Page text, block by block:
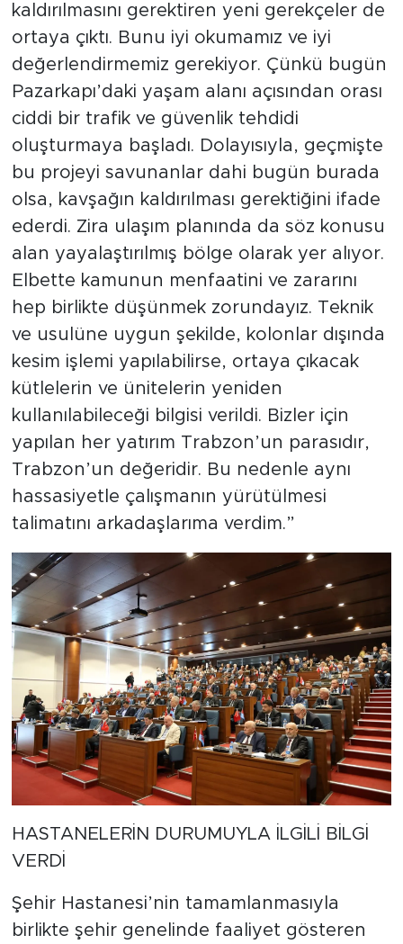
kaldırılmasını gerektiren yeni gerekçeler de
ortaya çıktı. Bunu iyi okumamız ve iyi
değerlendirmemiz gerekiyor. Çünkü bugün
Pazarkapı’daki yaşam alanı açısından orası
ciddi bir trafik ve güvenlik tehdidi
oluşturmaya başladı. Dolayısıyla, geçmişte
bu projeyi savunanlar dahi bugün burada
olsa, kavşağın kaldırılması gerektiğini ifade
ederdi. Zira ulaşım planında da söz konusu
alan yayalaştırılmış bölge olarak yer alıyor.
Elbette kamunun menfaatini ve zararını
hep birlikte düşünmek zorundayız. Teknik
ve usulüne uygun şekilde, kolonlar dışında
kesim işlemi yapılabilirse, ortaya çıkacak
kütlelerin ve ünitelerin yeniden
kullanılabileceği bilgisi verildi. Bizler için
yapılan her yatırım Trabzon’un parasıdır,
Trabzon’un değeridir. Bu nedenle aynı
hassasiyetle çalışmanın yürütülmesi
talimatını arkadaşlarıma verdim.”
HASTANELERİN DURUMUYLA İLGİLİ BİLGİ
VERDİ
Şehir Hastanesi’nin tamamlanmasıyla
birlikte şehir genelinde faaliyet gösteren